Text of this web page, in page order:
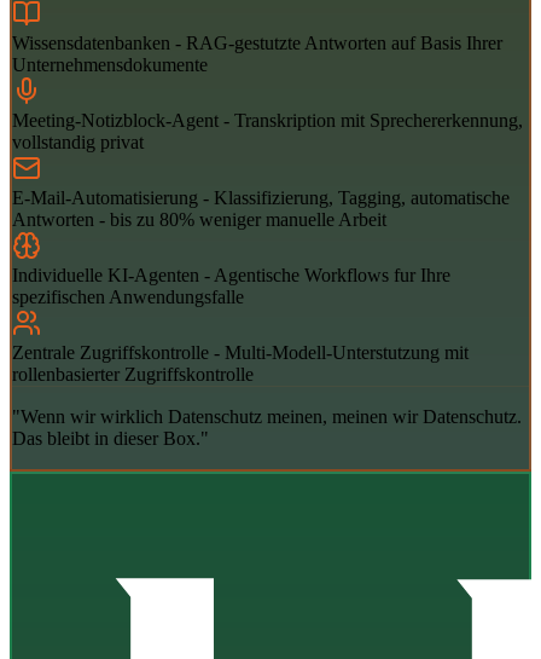
Wissensdatenbanken - RAG-gestutzte Antworten auf Basis Ihrer
Unternehmensdokumente
Meeting-Notizblock-Agent - Transkription mit Sprechererkennung,
vollstandig privat
E-Mail-Automatisierung - Klassifizierung, Tagging, automatische
Antworten - bis zu 80% weniger manuelle Arbeit
Individuelle KI-Agenten - Agentische Workflows fur Ihre
spezifischen Anwendungsfalle
Zentrale Zugriffskontrolle - Multi-Modell-Unterstutzung mit
rollenbasierter Zugriffskontrolle
"Wenn wir wirklich Datenschutz meinen, meinen wir Datenschutz.
Das bleibt in dieser Box."